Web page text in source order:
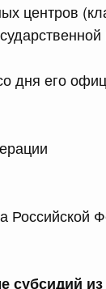
центров
дня его
субсидий
г. № 924
г. № 925
г. № 922